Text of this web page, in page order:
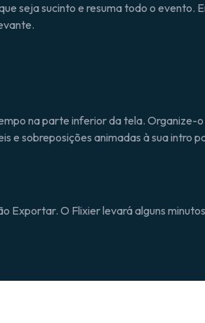
seja sucinto e resuma todo o evento.
na parte inferior da tela. Organize-
​​e sobreposições animadas à sua intro
Exportar. O Flixier levará alguns